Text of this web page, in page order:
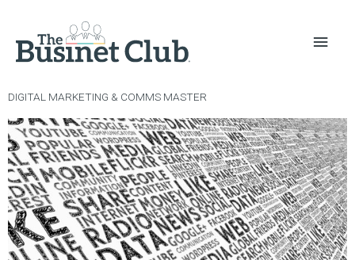
DIGITAL MARKETING & COMMS MASTER